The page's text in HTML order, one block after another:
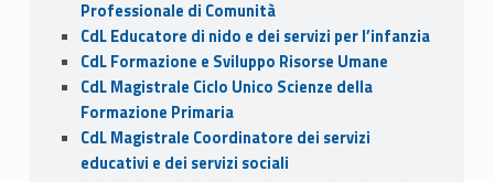
Professionale di Comunità
CdL Educatore di nido e dei servizi per l’infanzia
CdL Formazione e Sviluppo Risorse Umane
CdL Magistrale Ciclo Unico Scienze della
Formazione Primaria
CdL Magistrale Coordinatore dei servizi
educativi e dei servizi sociali